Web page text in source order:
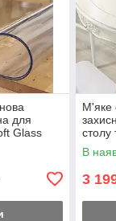
для
Glass
1,5мм
М'яке
столу
В
3